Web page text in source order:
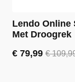
Lendo Online
Met Droogrek
€
€ 79,99
Huidige